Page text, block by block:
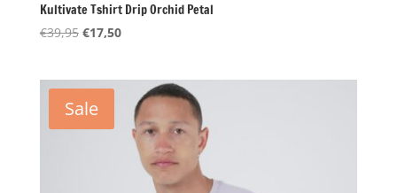
Kultivate Tshirt Drip Orchid Petal
€39,95 Oorspronkelijke
€39,95.
€17,50Huidige
€17,50.
Sale